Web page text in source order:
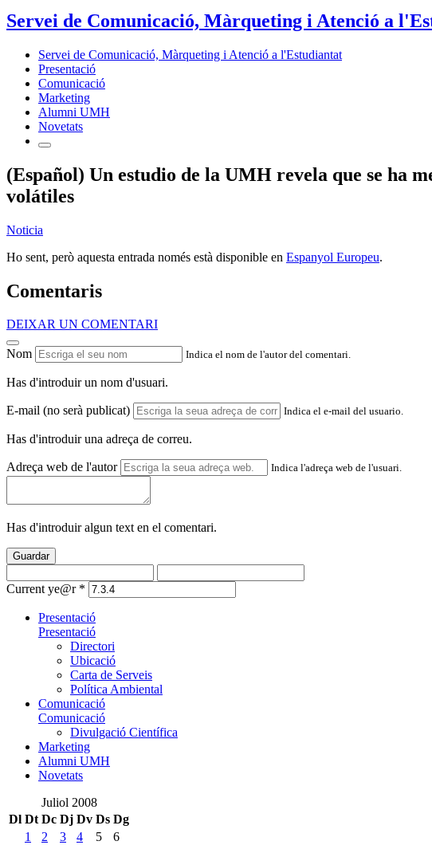
Servei de Comunicació, Màrqueting i Atenció a
Servei de Comunicació, Màrqueting i Atenció a l'Estudiantat
Presentació
Comunicació
Marketing
Alumni UMH
Novetats
(Español) Un estudio de la UMH revela que se ha
volátiles
Noticia
Ho sent, però aquesta entrada només està disponible en Espanyol Europeu.
Comentaris
DEIXAR UN COMENTARI
Nom Indica el nom de l'autor del comentari.
Has d'introduir un nom d'usuari.
E-mail (no serà publicat) Indica el e-mail del usuario.
Has d'introduir una adreça de correu.
Adreça web de l'autor Indica l'adreça web de l'usuari.
Has d'introduir algun text en el comentari.
Guardar
Current ye@r *
Presentació
Presentació
Directori
Ubicació
Carta de Serveis
Política Ambiental
Comunicació
Comunicació
Divulgació Científica
Marketing
Alumni UMH
Novetats
Juliol 2008
Dl Dt Dc Dj Dv Ds Dg
1
2 3 4 5
6